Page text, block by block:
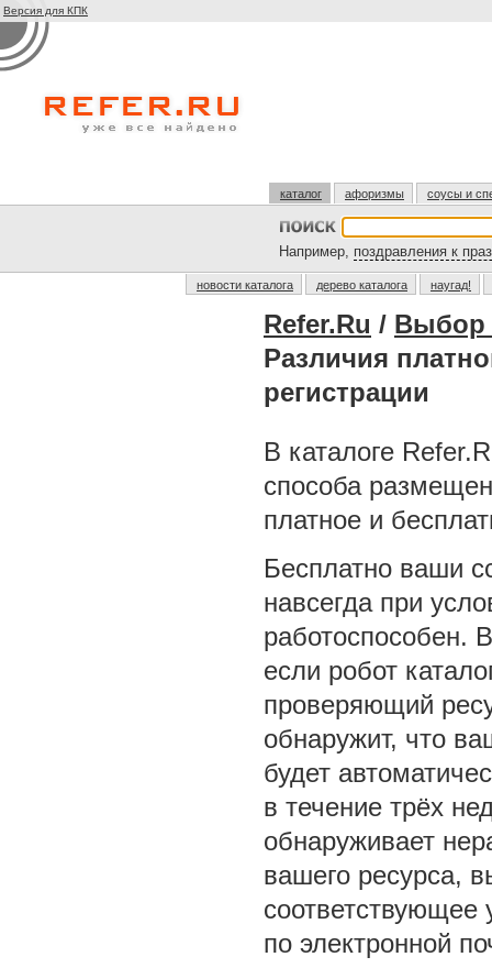
Версия для КПК
каталог афоризмы соусы и
Например, поздравления к
новости каталога дерево каталога наугад!
Refer.Ru / Выбор
Различия
регистрации
В каталоге
способа
платное и
Бесплатно ваши
навсегда при
работоспособен.
если робот
проверяющий
обнаружит, что
будет
в течение трёх
обнаруживает
вашего ресурса,
соответствующее
по электронной